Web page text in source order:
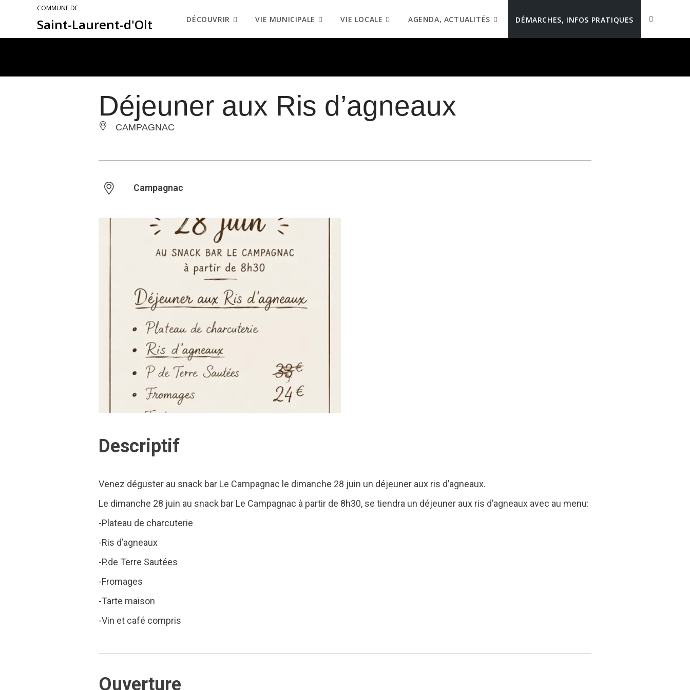
COMMUNE DE
Saint-Laurent-d'Olt DÉCOUVRIR VIE MUNICIPALE VIE LOCALE AGENDA, ACTUALITÉS DÉMARCHES, INFOS PRATIQUES
Déjeuner aux Ris d’agneaux
CAMPAGNAC
Campagnac
Descriptif
Venez déguster au snack bar Le Campagnac le dimanche 28 juin un déjeuner aux ris d’agneaux.
Le dimanche 28 juin au snack bar Le Campagnac à partir de 8h30, se tiendra un déjeuner aux ris d’agneaux avec au menu:
-Plateau de charcuterie
-Ris d’agneaux
-P.de Terre Sautées
-Fromages
-Tarte maison
-Vin et café compris
Ouverture